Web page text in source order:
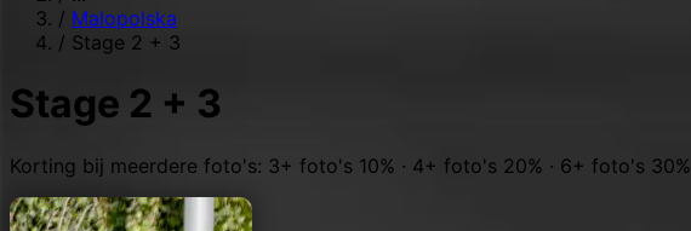
/ Malopolska
/ Stage 2 + 3
Stage 2 + 3
Korting bij meerdere foto's: 3+ foto's 10% · 4+ foto's 20% · 6+ foto's 30%